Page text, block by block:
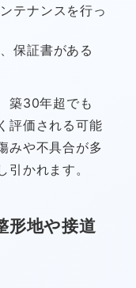
テナンスを行っ
保証書がある
築30年超でも
評価される可能
みや不具合が多
かれます。
地や接道